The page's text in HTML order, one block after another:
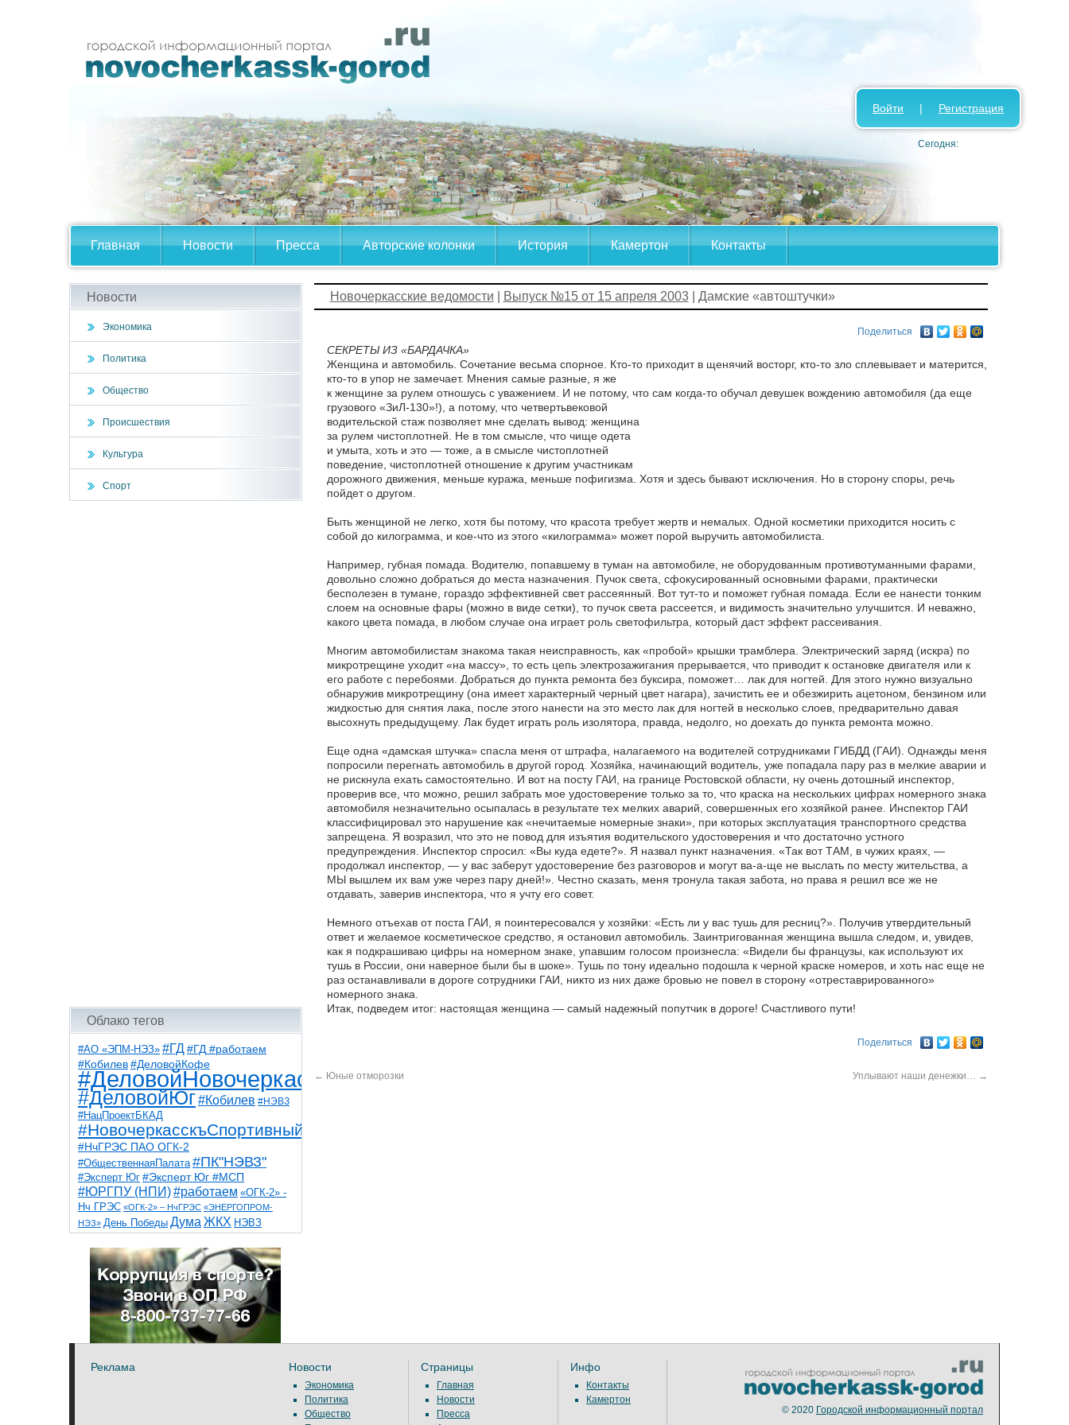
Главная Новости Пресса Авторские колонки История Камертон Контакты
Войти | Регистрация
Сегодня:
Новости
Экономика
Политика
Общество
Происшествия
Культура
Спорт
Облако тегов
#АО «ЭПМ-НЭЗ» #ГД #ГД #работаем
#Кобилев #ДеловойКофе
#ДеловойНовочеркасск
#ДеловойЮг#Кобилев #НЭВЗ
#НацПроектБКАД
#НовочеркасскъСпортивный
#НчГРЭС ПАО ОГК-2
#ОбщественнаяПалата #ПК"НЭВЗ"
#Эксперт Юг #Эксперт Юг #МСП
#ЮРГПУ (НПИ)#работаем «ОГК-2» -
Нч ГРЭС «ОГК-2» – НчГРЭС «ЭНЕРГОПРОМ-
НЭЗ» День Победы Дума ЖКХ НЭВЗ
НчГРЭС ТНТ
благоустройствоветераны выборы
детидороги казаки коррупция космос
общественная палата парк пожар роща
спорт театр транспорт художники
Новочеркасские ведомости Выпуск №15 от 15 апреля 2003| Дамские «автоштучки»
Поделиться
СЕКРЕТЫ ИЗ «БАРДАЧКА»
Женщина и автомобиль. Сочетание весьма спорное. Кто-то приходит в щенячий восторг, кто-то зло сплевывает и матерится,
кто-то в упор не замечает. Мнения самые разные, я же
к женщине за рулем отношусь с уважением. И не потому, что сам когда-то обучал девушек вождению автомобиля (да еще
грузового «ЗиЛ-130»!), а потому, что четвертьвековой
водительской стаж позволяет мне сделать вывод: женщина
за рулем чистоплотней. Не в том смысле, что чище одета
и умыта, хоть и это — тоже, а в смысле чистоплотней
поведение, чистоплотней отношение к другим участникам
дорожного движения, меньше куража, меньше пофигизма. Хотя и здесь бывают исключения. Но в сторону споры, речь
пойдет о другом.
Быть женщиной не легко, хотя бы потому, что красота требует жертв и немалых. Одной косметики приходится носить с
собой до килограмма, и кое-что из этого «килограмма» может порой выручить автомобилиста.
Например, губная помада. Водителю, попавшему в туман на автомобиле, не оборудованным противотуманными фарами,
довольно сложно добраться до места назначения. Пучок света, сфокусированный основными фарами, практически
бесполезен в тумане, гораздо эффективней свет рассеянный. Вот тут-то и поможет губная помада. Если ее нанести тонким
слоем на основные фары (можно в виде сетки), то пучок света рассеется, и видимость значительно улучшится. И неважно,
какого цвета помада, в любом случае она играет роль светофильтра, который даст эффект рассеивания.
Многим автомобилистам знакома такая неисправность, как «пробой» крышки трамблера. Электрический заряд (искра) по
микротрещине уходит «на массу», то есть цепь электрозажигания прерывается, что приводит к остановке двигателя или к
его работе с перебоями. Добраться до пункта ремонта без буксира, поможет… лак для ногтей. Для этого нужно визуально
обнаружив микротрещину (она имеет характерный черный цвет нагара), зачистить ее и обезжирить ацетоном, бензином или
жидкостью для снятия лака, после этого нанести на это место лак для ногтей в несколько слоев, предварительно давая
высохнуть предыдущему. Лак будет играть роль изолятора, правда, недолго, но доехать до пункта ремонта можно.
Еще одна «дамская штучка» спасла меня от штрафа, налагаемого на водителей сотрудниками ГИБДД (ГАИ). Однажды меня
попросили перегнать автомобиль в другой город. Хозяйка, начинающий водитель, уже попадала пару раз в мелкие аварии и
не рискнула ехать самостоятельно. И вот на посту ГАИ, на границе Ростовской области, ну очень дотошный инспектор,
проверив все, что можно, решил забрать мое удостоверение только за то, что краска на нескольких цифрах номерного знака
автомобиля незначительно осыпалась в результате тех мелких аварий, совершенных его хозяйкой ранее. Инспектор ГАИ
классифицировал это нарушение как «нечитаемые номерные знаки», при которых эксплуатация транспортного средства
запрещена. Я возразил, что это не повод для изъятия водительского удостоверения и что достаточно устного
предупреждения. Инспектор спросил: «Вы куда едете?». Я назвал пункт назначения. «Так вот ТАМ, в чужих краях, —
продолжал инспектор, — у вас заберут удостоверение без разговоров и могут ва-а-ще не выслать по месту жительства, а
МЫ вышлем их вам уже через пару дней!». Честно сказать, меня тронула такая забота, но права я решил все же не
отдавать, заверив инспектора, что я учту его совет.
Немного отъехав от поста ГАИ, я поинтересовался у хозяйки: «Есть ли у вас тушь для ресниц?». Получив утвердительный
ответ и желаемое косметическое средство, я остановил автомобиль. Заинтригованная женщина вышла следом, и, увидев,
как я подкрашиваю цифры на номерном знаке, упавшим голосом произнесла: «Видели бы французы, как используют их
тушь в России, они наверное были бы в шоке». Тушь по тону идеально подошла к черной краске номеров, и хоть нас еще не
раз останавливали в дороге сотрудники ГАИ, никто из них даже бровью не повел в сторону «отреставрированного»
номерного знака.
Итак, подведем итог: настоящая женщина — самый надежный попутчик в дороге! Счастливого пути!
Поделиться
← Юные отморозки Уплывают наши денежки… →
Реклама Новости
Экономика
Политика
Общество
Страницы
Главная
Новости
Пресса
Инфо
Контакты
Камертон
© 2020 Городской информационный портал